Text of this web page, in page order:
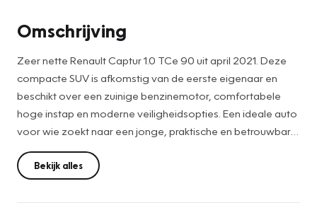
Omschrijving
Zeer nette Renault Captur 1.0 TCe 90 uit april 2021. Deze
compacte SUV is afkomstig van de eerste eigenaar en
beschikt over een zuinige benzinemotor, comfortabele
hoge instap en moderne veiligheidsopties. Een ideale auto
voor wie zoekt naar een jonge, praktische en betrouwbare
SUV met lage gebruikskosten.
Deze Captur is uitgevoerd in grijs metallic en heeft een
Bekijk alles